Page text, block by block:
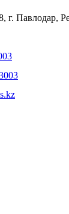
г. Павлодар,